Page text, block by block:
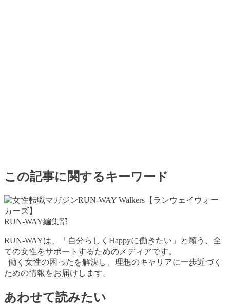
この記事に関するキーワード
RUN-WAY編集部
RUN-WAYは、「自分らしくHappyに働きたい」と願う、全
ての女性をサポートするためのメディアです。
働く女性の困ったを解決し、理想のキャリアに一歩近づく
ための情報をお届けします。
あわせて読みたい